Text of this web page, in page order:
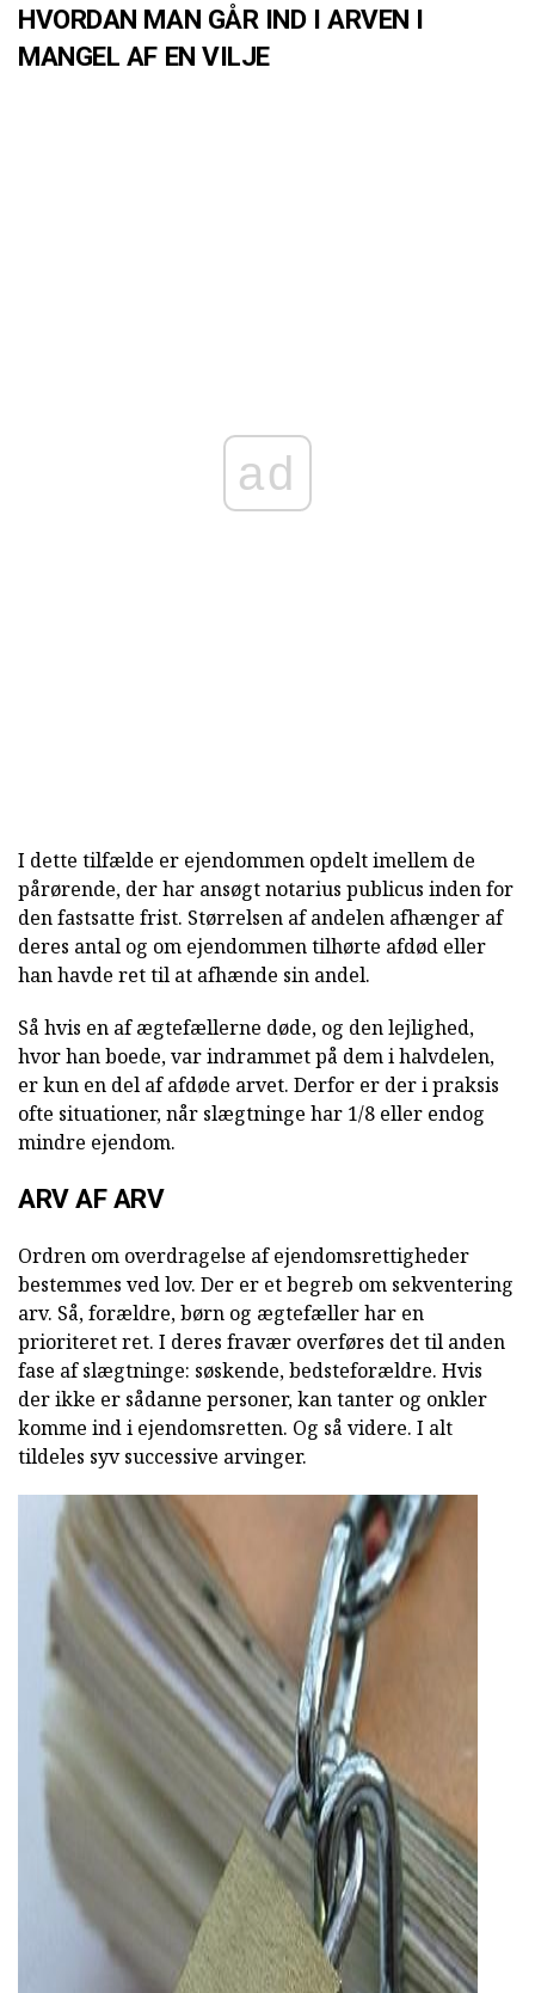
HVORDAN MAN GÅR IND I ARVEN I
MANGEL AF EN VILJE
ad
I dette tilfælde er ejendommen opdelt imellem de
pårørende, der har ansøgt notarius publicus inden for
den fastsatte frist. Størrelsen af andelen afhænger af
deres antal og om ejendommen tilhørte afdød eller
han havde ret til at afhænde sin andel.
Så hvis en af ægtefællerne døde, og den lejlighed,
hvor han boede, var indrammet på dem i halvdelen,
er kun en del af afdøde arvet. Derfor er der i praksis
ofte situationer, når slægtninge har 1/8 eller endog
mindre ejendom.
ARV AF ARV
Ordren om overdragelse af ejendomsrettigheder
bestemmes ved lov. Der er et begreb om sekventering
arv. Så, forældre, børn og ægtefæller har en
prioriteret ret. I deres fravær overføres det til anden
fase af slægtninge: søskende, bedsteforældre. Hvis
der ikke er sådanne personer, kan tanter og onkler
komme ind i ejendomsretten. Og så videre. I alt
tildeles syv successive arvinger.